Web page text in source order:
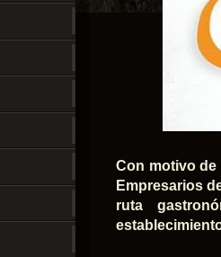
Con motivo de
Empresarios
ruta